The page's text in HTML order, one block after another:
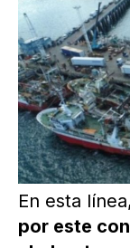
En esta línea,
por este